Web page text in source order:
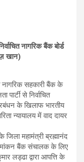
नागरिक बैंक बोर्ड
खान)
नागरिक सहकारी बैंक के
से निर्वाचित
के खिलाफ भारतीय
न्यायालय में वाद दायर
जिला महामंत्री ब्रह्मानंद
बैंक संचालक के लिए
लड्ढा द्वारा आपत्ति के